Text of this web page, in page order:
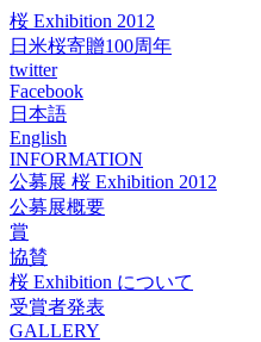
桜 Exhibition 2012
日米桜寄贈100周年
twitter
Facebook
日本語
English
INFORMATION
公募展 桜 Exhibition 2012
公募展概要
賞
協賛
桜 Exhibition について
受賞者発表
GALLERY